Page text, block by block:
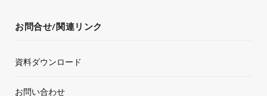
お問合せ/関連リンク
資料ダウンロード
お問い合わせ